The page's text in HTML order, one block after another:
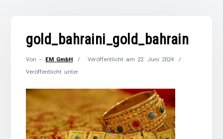
gold_bahraini_gold_bahrain
Von – EM GmbH Veröffentlicht am 22. Juni 2024
Veröffentlicht unter